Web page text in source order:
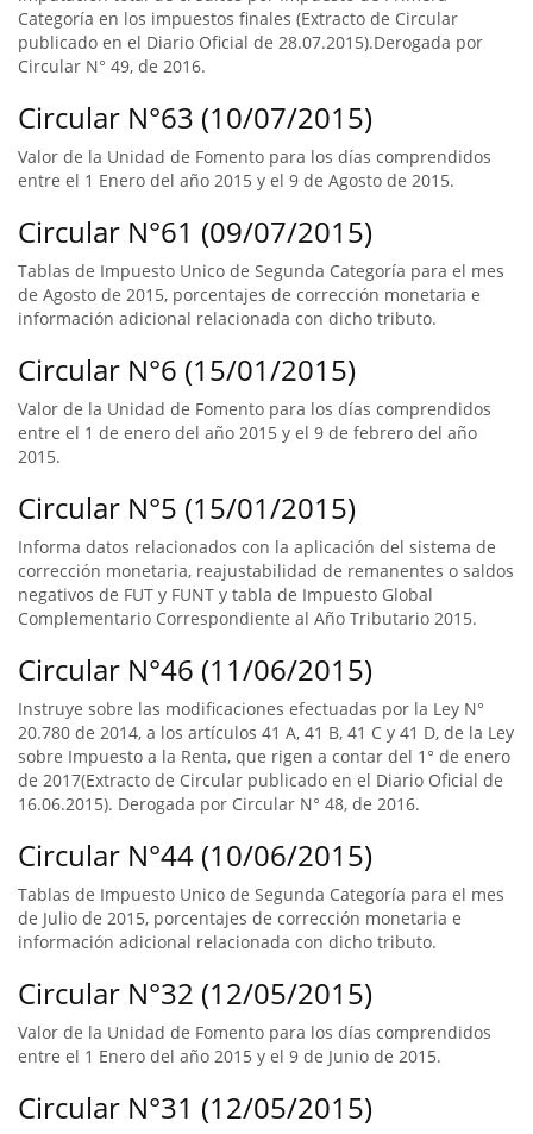
Categoría en los impuestos finales (Extracto de Circular
publicado en el Diario Oficial de 28.07.2015).Derogada por
Circular N° 49, de 2016.
Circular N°63 (10/07/2015)
Valor de la Unidad de Fomento para los días comprendidos
entre el 1 Enero del año 2015 y el 9 de Agosto de 2015.
Circular N°61 (09/07/2015)
Tablas de Impuesto Unico de Segunda Categoría para el mes
de Agosto de 2015, porcentajes de corrección monetaria e
información adicional relacionada con dicho tributo.
Circular N°6 (15/01/2015)
Valor de la Unidad de Fomento para los días comprendidos
entre el 1 de enero del año 2015 y el 9 de febrero del año
2015.
Circular N°5 (15/01/2015)
Informa datos relacionados con la aplicación del sistema de
corrección monetaria, reajustabilidad de remanentes o saldos
negativos de FUT y FUNT y tabla de Impuesto Global
Complementario Correspondiente al Año Tributario 2015.
Circular N°46 (11/06/2015)
Instruye sobre las modificaciones efectuadas por la Ley N°
20.780 de 2014, a los artículos 41 A, 41 B, 41 C y 41 D, de la Ley
sobre Impuesto a la Renta, que rigen a contar del 1° de enero
de 2017(Extracto de Circular publicado en el Diario Oficial de
16.06.2015). Derogada por Circular N° 48, de 2016.
Circular N°44 (10/06/2015)
Tablas de Impuesto Unico de Segunda Categoría para el mes
de Julio de 2015, porcentajes de corrección monetaria e
información adicional relacionada con dicho tributo.
Circular N°32 (12/05/2015)
Valor de la Unidad de Fomento para los días comprendidos
entre el 1 Enero del año 2015 y el 9 de Junio de 2015.
Circular N°31 (12/05/2015)